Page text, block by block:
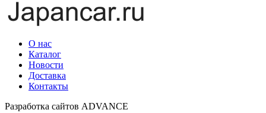
О нас
Каталог
Новости
Доставка
Контакты
Разработка сайтов ADVANCE